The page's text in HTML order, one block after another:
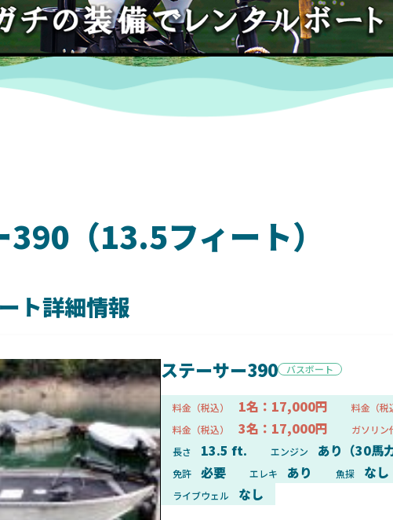
（13.5フィート）
ト詳細情報
ステーサー390 バスボート
料金（税込） 1名：17,000円 料金（税
料金（税込） 3名：17,000円 ガソリン
長さ 13.5 ft. エンジン あり（30馬力
免許 必要 エレキ あり 魚探 なし
ライブウェル なし